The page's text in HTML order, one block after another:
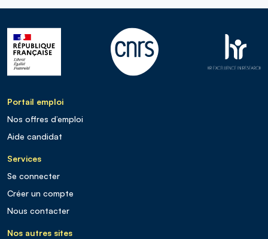
Portail emploi
Nos offres d’emploi
Aide candidat
Services
Se connecter
Créer un compte
Nous contacter
Nos autres sites